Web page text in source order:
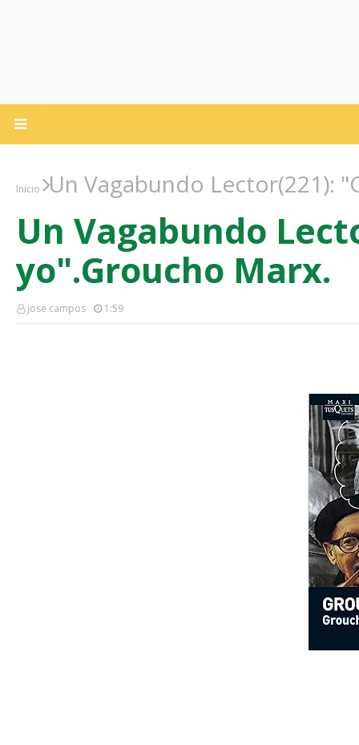
Inicio Un Vagabundo Lector(221):
Un Vagabundo
yo".Groucho Marx.
jose campos 1:59